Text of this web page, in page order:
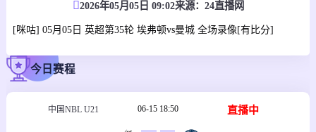
2026年05月05日 09:02来源： 24直播网
[咪咕] 05月05日 英超第35轮 埃弗顿vs曼城 全场录像[有比分]
今日赛程
中国NBL U21 06-15 18:50 直播中